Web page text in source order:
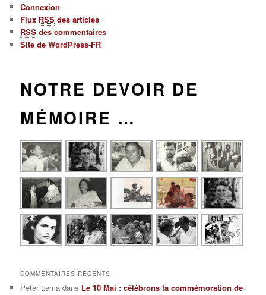
Connexion
Flux RSS des articles
RSS des commentaires
Site de WordPress-FR
NOTRE DEVOIR DE
MÉMOIRE …
COMMENTAIRES RÉCENTS
Peter Lema dans Le 10 Mai : célébrons la commémoration de